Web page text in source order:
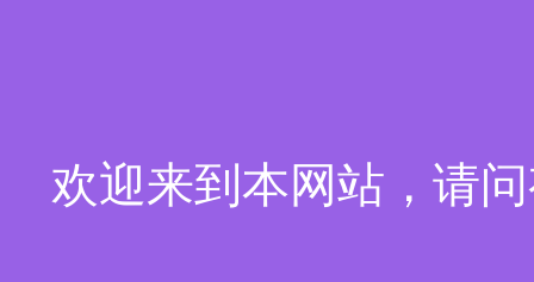
欢迎来到本网站，请